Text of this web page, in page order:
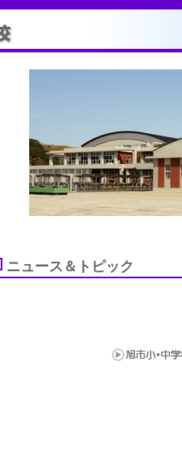
ニュース＆トピック